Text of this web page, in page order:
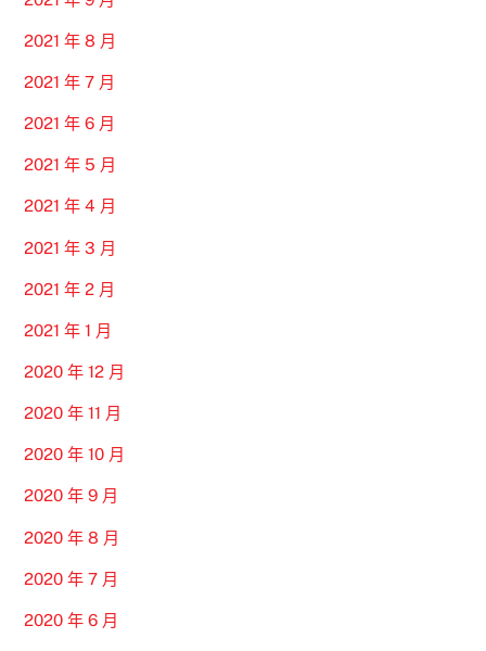
2021 年 8 月
2021 年 7 月
2021 年 6 月
2021 年 5 月
2021 年 4 月
2021 年 3 月
2021 年 2 月
2021 年 1 月
2020 年 12 月
2020 年 11 月
2020 年 10 月
2020 年 9 月
2020 年 8 月
2020 年 7 月
2020 年 6 月